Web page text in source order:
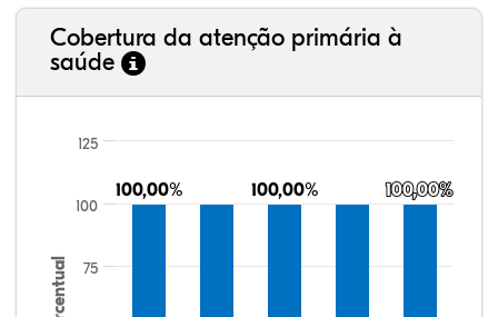
Cobertura da atenção primária à
saúde
Percentual
100,00%
100,00% 100,00%
100,00% 100,00%
100,00%
75
100
125